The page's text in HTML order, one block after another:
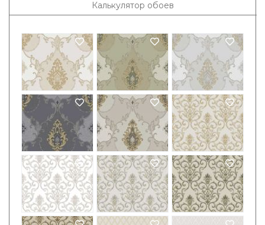
Калькулятор обоев